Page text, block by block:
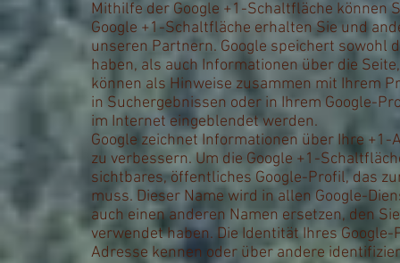
Mithilfe der Google +1-Schaltfläche können
Google +1-Schaltfläche erhalten Sie und
unseren Partnern. Google speichert sowohl
haben, als auch Informationen über die
können als Hinweise zusammen mit Ihrem
in Suchergebnissen oder in Ihrem Google-
im Internet eingeblendet werden.
Google zeichnet Informationen über Ihre
zu verbessern. Um die Google +1-
sichtbares, öffentliches Google-Profil, das
muss. Dieser Name wird in allen Google-
auch einen anderen Namen ersetzen, den
verwendet haben. Die Identität Ihres
Adresse kennen oder über andere